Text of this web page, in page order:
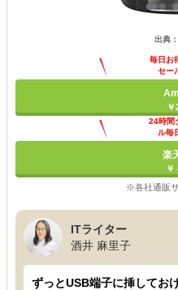
出典：
毎日お
セー
￥
24時間
ル毎
楽
￥
※各社通販
ITライター
酒井 麻里子
ずっとUSB端子に挿してお